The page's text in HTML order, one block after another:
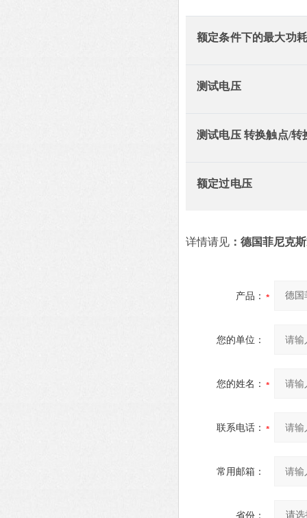
额定条件下的最大功耗
测试电压
测试电压 转换触点/转
额定过电压
详情请见 ：德国菲尼克
产品：
您的单位：
您的姓名：
联系电话：
常用邮箱：
省份：